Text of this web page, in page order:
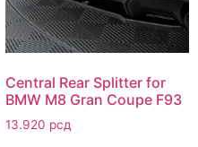
Central Rear Splitter for
BMW M8 Gran Coupe F93
13.920 рсд